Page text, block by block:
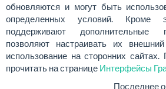
обновляются и могут быть
определенных условий. Кроме
поддерживают дополнительные
позволяют настраивать их
использование на сторонних
прочитать на странице Интерфейсы
Последнее